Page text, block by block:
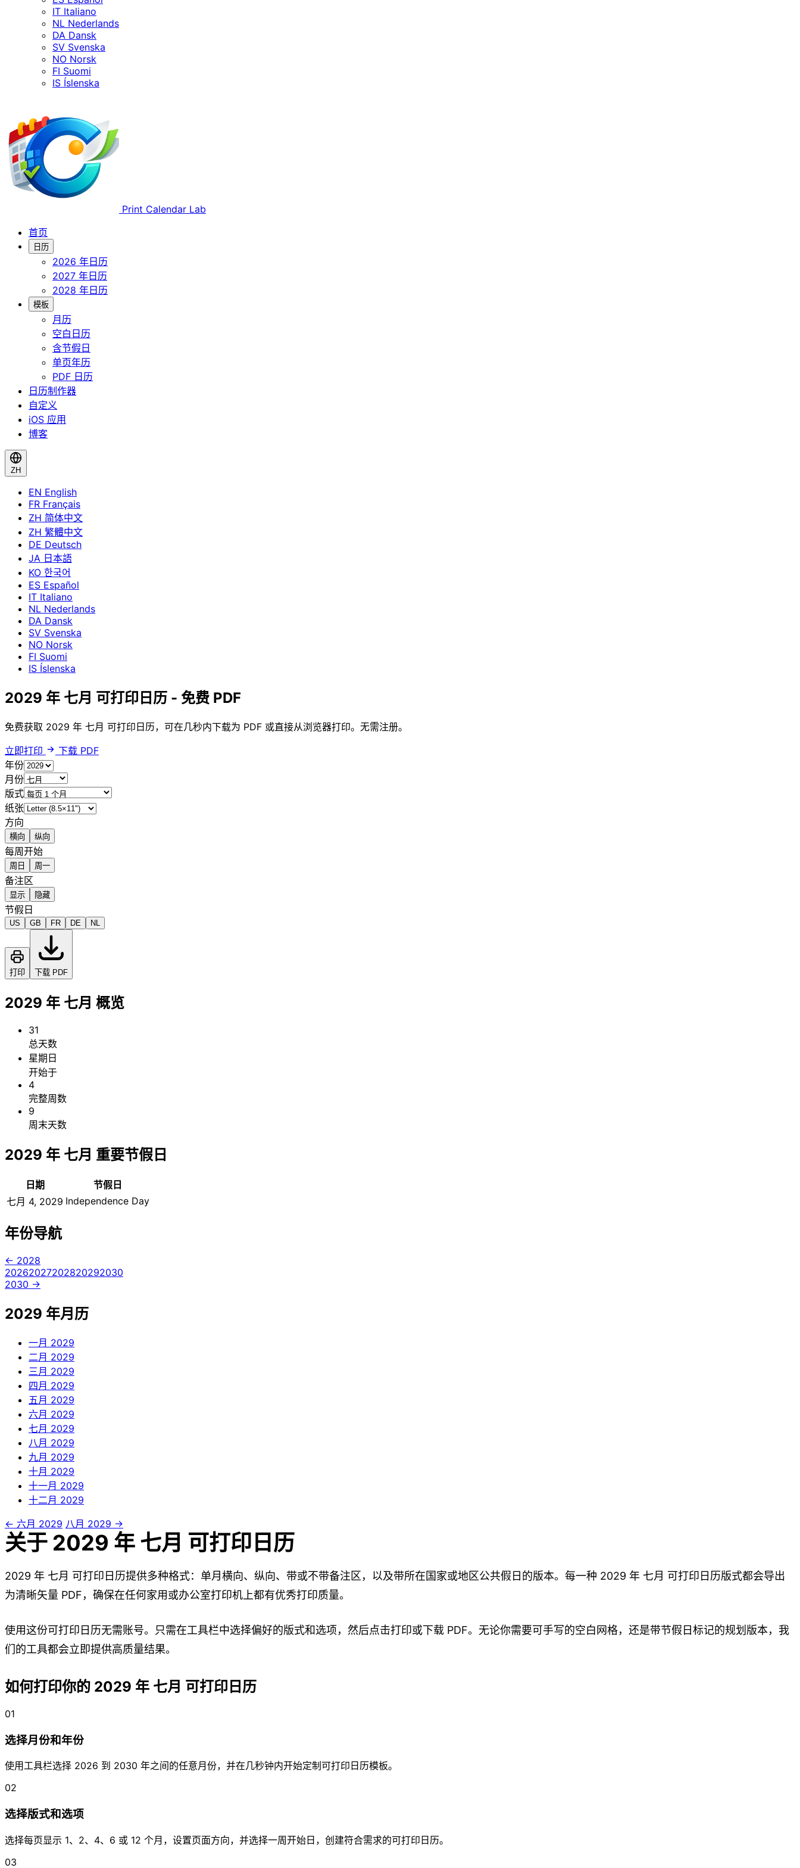
IT Italiano
NL Nederlands
DA Dansk
SV Svenska
NO Norsk
FI Suomi
IS Íslenska
Print Calendar Lab
首页
日历
2026 年日历
2027 年日历
2028 年日历
模板
月历
空白日历
含节假日
单页年历
PDF 日历
日历制作器
自定义
iOS 应用
博客
ZH
EN English
FR Français
ZH 简体中文
ZH 繁體中文
DE Deutsch
JA 日本語
KO 한국어
ES Español
IT Italiano
NL Nederlands
DA Dansk
SV Svenska
NO Norsk
FI Suomi
IS Íslenska
2029 年 七月 可打印日历 - 免费 PDF
免费获取 2029 年 七月 可打印日历，可在几秒内下载为 PDF 或直接从浏览器打印。无需注册。
立即打印
下载 PDF
年份
月份
版式
纸张
方向
横向 纵向
每周开始
周日 周一
备注区
显示 隐藏
节假日
US GB FR DE NL
打印 下载 PDF
2029 年 七月 概览
31
总天数
星期日
开始于
4
完整周数
9
周末天数
2029 年 七月 重要节假日
日期
节假日
七月 4, 2029 Independence Day
年份导航
← 2028
20262027202820292030
2030 →
2029 年月历
一月 2029
二月 2029
三月 2029
四月 2029
五月 2029
六月 2029
七月 2029
八月 2029
九月 2029
十月 2029
十一月 2029
十二月 2029
← 六月 2029 八月 2029 →
关于 2029 年 七月 可打印日历
2029 年 七月 可打印日历提供多种格式：单月横向、纵向、带或不带备注区，以及带所在国家或地区公共假日的版本。每一种 2029 年 七月 可打印日历版式都会导出
为清晰矢量 PDF，确保在任何家用或办公室打印机上都有优秀打印质量。
使用这份可打印日历无需账号。只需在工具栏中选择偏好的版式和选项，然后点击打印或下载 PDF。无论你需要可手写的空白网格，还是带节假日标记的规划版本，我
们的工具都会立即提供高质量结果。
如何打印你的 2029 年 七月 可打印日历
01
选择月份和年份
使用工具栏选择 2026 到 2030 年之间的任意月份，并在几秒钟内开始定制可打印日历模板。
02
选择版式和选项
选择每页显示 1、2、4、6 或 12 个月，设置页面方向，并选择一周开始日，创建符合需求的可打印日历。
03